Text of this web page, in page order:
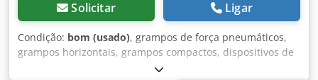
Solicitar Ligar
Condição: bom (usado), grampos de força pneumáticos,
grampos horizontais, grampos compactos, dispositivos de
fixação, grampos de força pneumáticos Chedpjb A H E Iefx